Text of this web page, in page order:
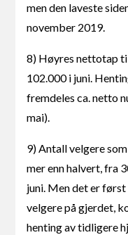
men den laveste
november 2019.
8) Høyres nettotap
102.000 i juni.
fremdeles ca. netto
mai).
9) Antall velgere
mer enn halvert, fra
juni. Men det er
velgere på gjerdet,
henting av tidligere